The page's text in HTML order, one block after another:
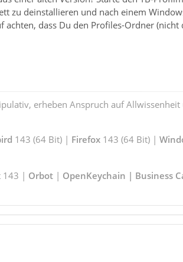
zu deinstallieren und nach einem
achten, dass Du den Profiles-Ordner
erheben Anspruch auf
143 (64 Bit) | Firefox143 (64 Bit) |
143 | Orbot| OpenKeychain | Business